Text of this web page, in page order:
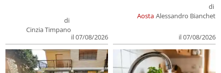
di
Cinzia Timpano
il 07/08/2026
Aosta
di
Alessandro Bianchet
il 07/08/2026